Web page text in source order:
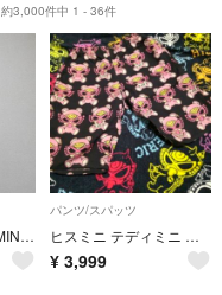
約3,000件中 1 - 36件
美品☆HYSTERIC MINI リトルアンデルセン デニム ジーンズ １４０
パンツ/スパッツ
ヒスミニ テディミニ ハーフパンツ 140cm
¥ 3,999